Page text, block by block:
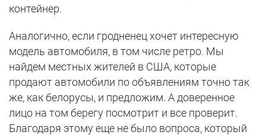
контейнер.
Аналогично, если гродненец хочет интересную
модель автомобиля, в том числе ретро. Мы
найдем местных жителей в США, которые
продают автомобили по объявлениям точно так
же, как белорусы, и предложим. А доверенное
лицо на том берегу посмотрит и все проверит.
Благодаря этому еще не было вопроса, который